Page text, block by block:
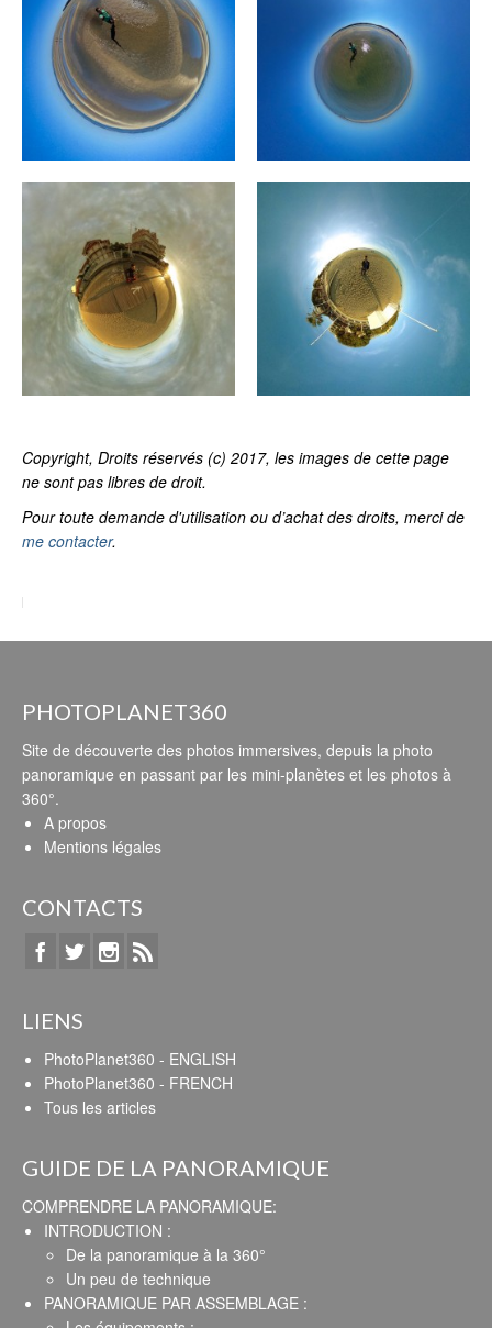
Copyright, Droits réservés (c) 2017, les images de cette page
ne sont pas libres de droit.
Pour toute demande d'utilisation ou d’achat des droits, merci de
me contacter.
PHOTOPLANET360
Site de découverte des photos immersives, depuis la photo
panoramique en passant par les mini-planètes et les photos à
360°.
A propos
Mentions légales
CONTACTS
LIENS
PhotoPlanet360 - ENGLISH
PhotoPlanet360 - FRENCH
Tous les articles
GUIDE DE LA PANORAMIQUE
COMPRENDRE LA PANORAMIQUE:
INTRODUCTION :
De la panoramique à la 360°
Un peu de technique
PANORAMIQUE PAR ASSEMBLAGE :